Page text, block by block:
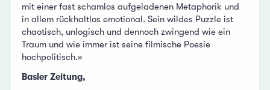
mit einer fast schamlos aufgeladenen Metaphorik und
in allem rückhaltlos emotional. Sein wildes Puzzle ist
chaotisch, unlogisch und dennoch zwingend wie ein
Traum und wie immer ist seine filmische Poesie
hochpolitisch.»
Basler Zeitung,